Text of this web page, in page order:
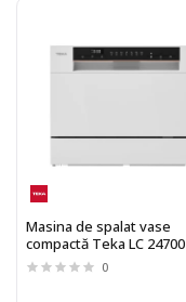
Masina de spalat vase
compactă Teka LC 24700
0